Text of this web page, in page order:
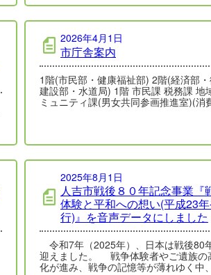
する要項の…
2026年4月1日
市庁舎案内
1階(市民部・健康福祉部) 2階(経済部・復興
建設部・水道局) 1階 市民課 税務課 地域コ
ミュニティ課(男女共同参画推進室)(消
2025年8月1日
人吉市戦後８０年記念事業『
体験と平和への想い(平成23
行)』を音声データにしました
令和7年（2025年）、日本は戦後80
迎えました。 戦争体験者やご遺族の
化が進み、戦争の記憶等が薄れゆく中